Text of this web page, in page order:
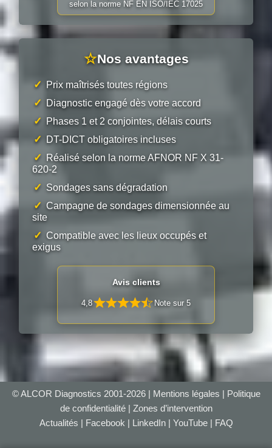
selon la norme NF EN ISO/IEC 17025
☆Nos avantages
✓ Prix maîtrisés toutes régions
✓ Diagnostic engagé dès votre accord
✓ Phases 1 et 2 conjointes, délais courts
✓ DT-DICT obligatoires incluses
✓
Réalisé selon la norme AFNOR NF X 31-
620-2
✓ Sondages sans dégradation
✓ Campagne de sondages dimensionnée au
site
✓ Compatible avec les lieux occupés et
exigus
Avis clients
4,8 Note sur 5
© ALCOR Diagnostics 2001-2026 | Mentions légales | Politique
de confidentialité| Zones d’intervention
Actualités | Facebook | LinkedIn| YouTube| FAQ